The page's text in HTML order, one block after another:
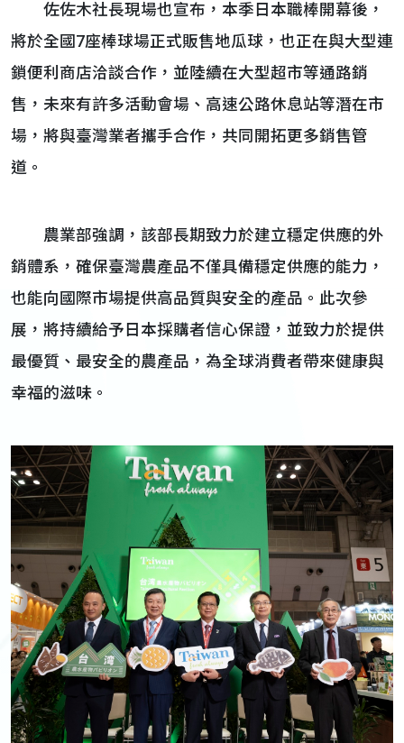
佐佐木社長現場也宣布，本季日本職棒開幕後，
將於全國7座棒球場正式販售地瓜球，也正在與大型連
鎖便利商店洽談合作，並陸續在大型超市等通路銷
售，未來有許多活動會場、高速公路休息站等潛在市
場，將與臺灣業者攜手合作，共同開拓更多銷售管
道。
農業部強調，該部長期致力於建立穩定供應的外
銷體系，確保臺灣農產品不僅具備穩定供應的能力，
也能向國際市場提供高品質與安全的產品。此次參
展，將持續給予日本採購者信心保證，並致力於提供
最優質、最安全的農產品，為全球消費者帶來健康與
幸福的滋味。